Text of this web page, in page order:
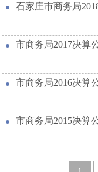
石家庄市商务局
市商务局2017决算
市商务局2016决算
市商务局2015决算
1